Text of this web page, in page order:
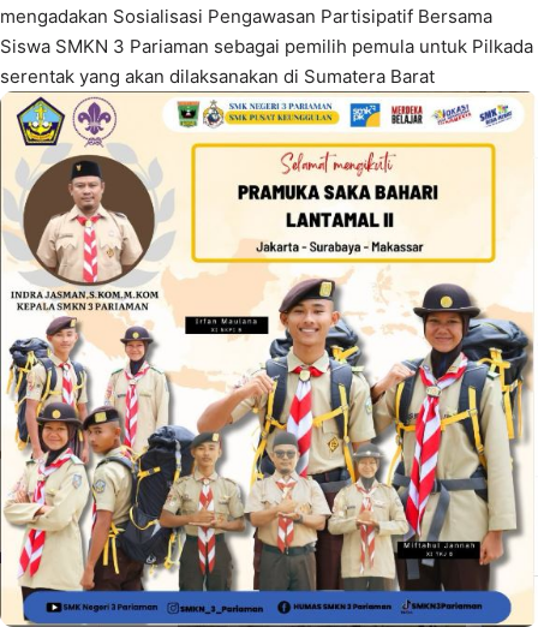
mengadakan Sosialisasi Pengawasan Partisipatif Bersama
Siswa SMKN 3 Pariaman sebagai pemilih pemula untuk Pilkada
serentak yang akan dilaksanakan di Sumatera Barat